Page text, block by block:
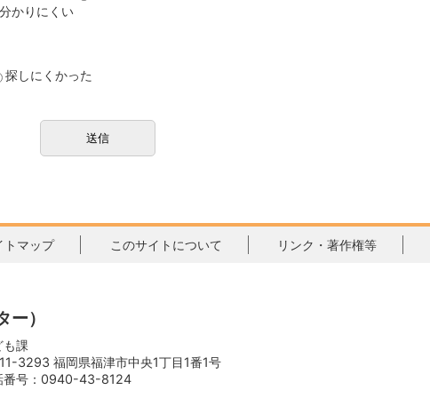
かりにくい
探しにくかった
トマップ このサイトについて リンク・著作権等
ー）
も課
3293 福岡県福津市中央1丁目1番1号
番号：0940-43-8124